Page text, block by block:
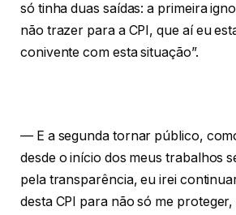
só tinha duas saídas: a primeira
não trazer para a CPI, que aí eu
conivente com esta situação”.
— E a segunda tornar público,
desde o início dos meus trabalhos
pela transparência, eu irei
desta CPI para não só me